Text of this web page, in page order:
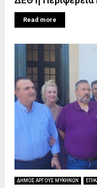
Read more
ΔΗΜΟΣ ΑΡΓΟΥΣ ΜΥΚΗΝΩΝ